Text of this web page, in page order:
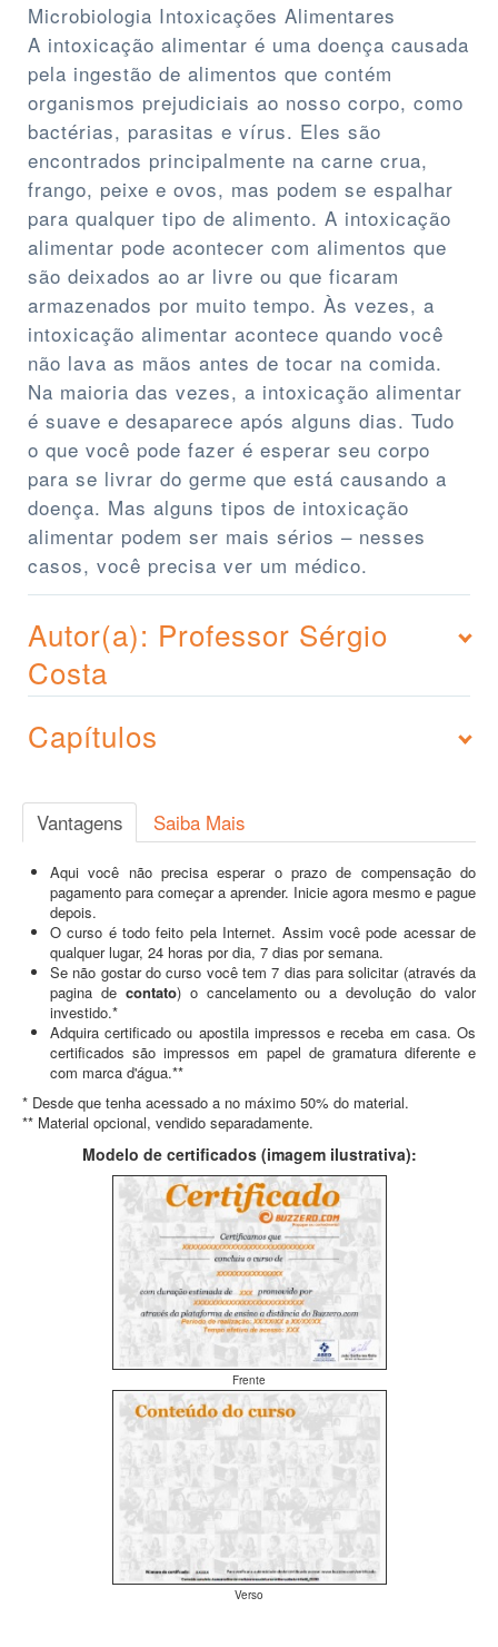
Microbiologia Intoxicações Alimentares
A intoxicação alimentar é uma doença causada
pela ingestão de alimentos que contém
organismos prejudiciais ao nosso corpo, como
bactérias, parasitas e vírus. Eles são
encontrados principalmente na carne crua,
frango, peixe e ovos, mas podem se espalhar
para qualquer tipo de alimento. A intoxicação
alimentar pode acontecer com alimentos que
são deixados ao ar livre ou que ficaram
armazenados por muito tempo. Às vezes, a
intoxicação alimentar acontece quando você
não lava as mãos antes de tocar na comida.
Na maioria das vezes, a intoxicação alimentar
é suave e desaparece após alguns dias. Tudo
o que você pode fazer é esperar seu corpo
para se livrar do germe que está causando a
doença. Mas alguns tipos de intoxicação
alimentar podem ser mais sérios – nesses
casos, você precisa ver um médico.
Autor(a): Professor Sérgio
Costa
Capítulos
Vantagens Saiba Mais
Aqui você não precisa esperar o prazo de compensação do
pagamento para começar a aprender. Inicie agora mesmo e pague
depois.
O curso é todo feito pela Internet. Assim você pode acessar de
qualquer lugar, 24 horas por dia, 7 dias por semana.
Se não gostar do curso você tem 7 dias para solicitar (através da
pagina de contato) o cancelamento ou a devolução do valor
investido.*
Adquira certificado ou apostila impressos e receba em casa. Os
certificados são impressos em papel de gramatura diferente e
com marca d'água.**
* Desde que tenha acessado a no máximo 50% do material.
** Material opcional, vendido separadamente.
Modelo de certificados (imagem ilustrativa):
Frente
Verso